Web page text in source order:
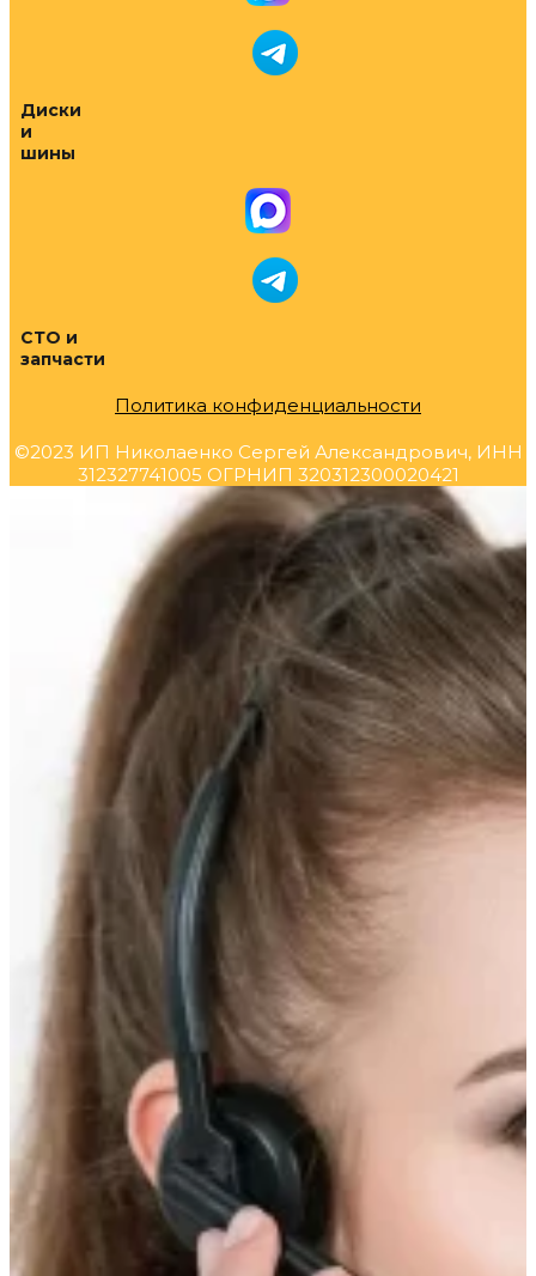
Диски
и
шины
СТО и
запчасти
Политика конфиденциальности
©2023 ИП Николаенко Сергей Александрович, ИНН
312327741005 ОГРНИП 320312300020421